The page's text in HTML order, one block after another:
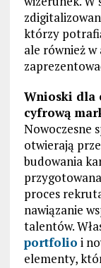
którzy
ale również
Wnioski dla
cyfrową
Nowoczesne
otwierają
budowania
proces
nawiązanie
talentów.
portfolio i
elementy,